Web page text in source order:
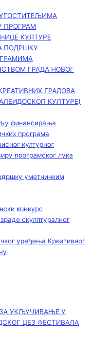
ПРОГРАМ
КУЛТУРЕ
ПОДРШКУ
ГРАДА НОВОГ
ГРАДОВА
КУЛТУРЕ)
финансирања
програма
културног
програмског лука
уметничким
конкурс
скулптуралног
уређења Креативног
УКЉУЧИВАЊЕ У
ЏЕЗ ФЕСТИВАЛА